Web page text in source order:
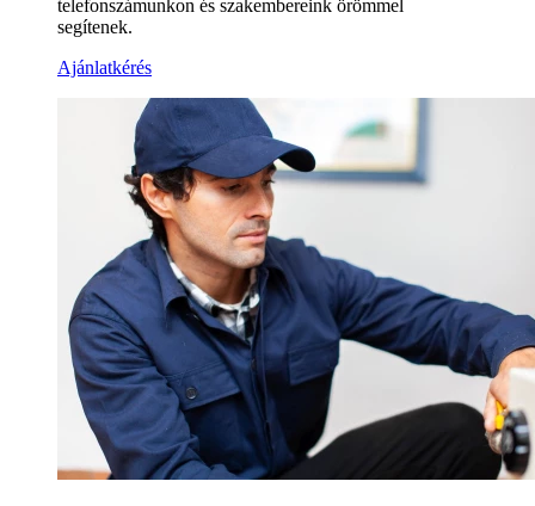
telefonszámunkon és szakembereink örömmel
segítenek.
Ajánlatkérés